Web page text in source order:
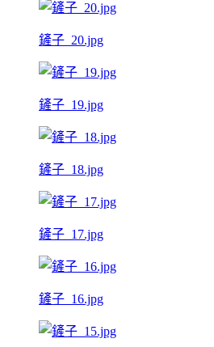
鏟子_20.jpg
鏟子_19.jpg
鏟子_18.jpg
鏟子_17.jpg
鏟子_16.jpg